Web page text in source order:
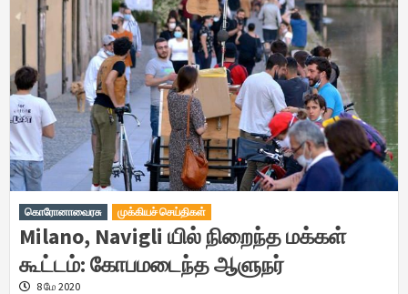
கொரோனாவைரசு முக்கியச் செய்திகள்
Milano, Navigli யில் நிறைந்த மக்கள்
கூட்டம்: கோபமடைந்த ஆளுநர்
8 மே 2020